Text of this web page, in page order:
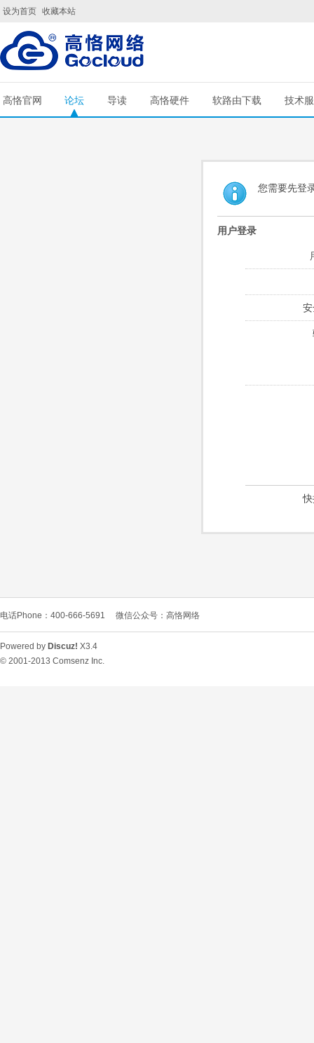
设为首页 收藏本站
高恪官网 论坛 导读 高恪硬件 软路由下载 技术
您需要先登
用户登录
电话Phone：400-666-5691 微信公众号：高恪网络
Powered by Discuz! X3.4
© 2001-2013 Comsenz Inc.